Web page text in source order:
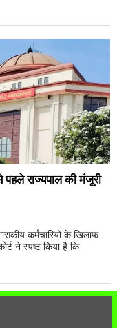
पहले राज्यपाल की मंजूरी
कर्मचारियों के खिलाफ
ने स्पष्ट किया है कि